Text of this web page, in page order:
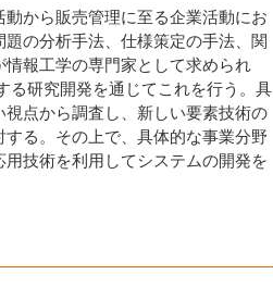
から販売管理に至る企業活動にお
の分析手法、仕様策定の手法、関
報工学の専門家として求められ
る研究開発を通じてこれを行う。具
点から調査し、新しい要素技術の
る。その上で、具体的な事業分野
技術を利用してシステムの開発を